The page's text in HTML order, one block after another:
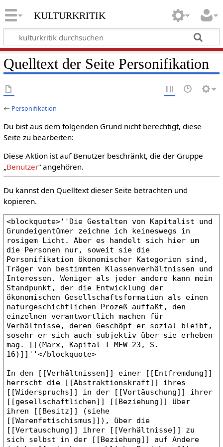
kulturkritik
Quelltext der Seite Personifikation
← Personifikation
Du bist aus dem folgenden Grund nicht berechtigt, diese
Seite zu bearbeiten:
Diese Aktion ist auf Benutzer beschränkt, die der Gruppe
„Benutzer“ angehören.
Du kannst den Quelltext dieser Seite betrachten und
kopieren.